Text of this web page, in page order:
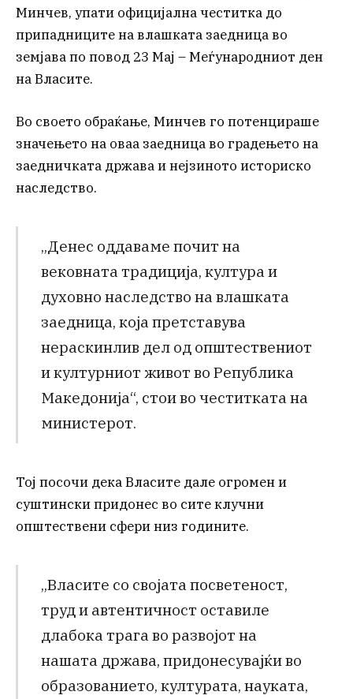
Минчев, упати официјална честитка до
припадниците на влашката заедница во
земјава по повод 23 Мај – Меѓународниот ден
на Власите.
Во своето обраќање, Минчев го потенцираше
значењето на оваа заедница во градењето на
заедничката држава и нејзиното историско
наследство.
„Денес оддаваме почит на
вековната традиција, култура и
духовно наследство на влашката
заедница, која претставува
нераскинлив дел од општествениот
и културниот живот во Република
Македонија“, стои во честитката на
министерот.
Тој посочи дека Власите дале огромен и
суштински придонес во сите клучни
општествени сфери низ годините.
„Власите со својата посветеност,
труд и автентичност оставиле
длабока трага во развојот на
нашата држава, придонесувајќи во
образованието, културата, науката,